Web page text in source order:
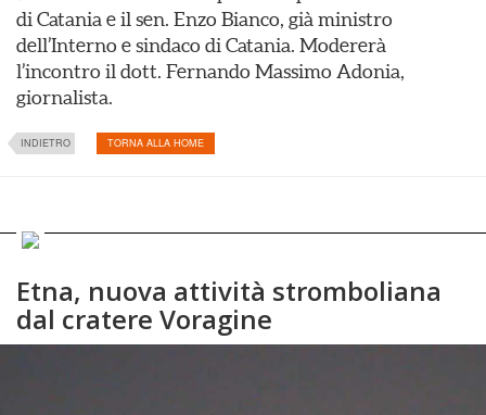
di Catania e il sen. Enzo Bianco, già ministro
dell’Interno e sindaco di Catania. Modererà
l’incontro il dott. Fernando Massimo Adonia,
giornalista.
INDIETRO TORNA ALLA HOME
Etna, nuova attività stromboliana
dal cratere Voragine